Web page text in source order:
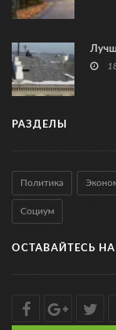
РАЗДЕЛЫ
Политика
Социум
ОСТАВАЙТЕСЬ НА